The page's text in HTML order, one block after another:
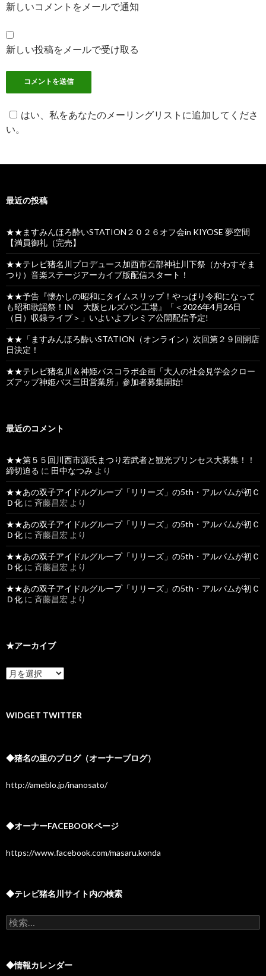
新しいコメントをメールで通知
新しい投稿をメールで受け取る
はい、私をあなたのメーリングリストに追加してくださ
い。
最近の投稿
★★ますみんほろ酔いSTATION２０２６オフ会in KIYOSE 夢空間
【満員御礼（完売】
★★テレビ猪名川プロデュース加西市石部神社川下祭（かわすそま
つり）音楽ステージアーカイブ版配信スタート！
★★予告『懐かしの昭和にタイムスリップ！やっぱり令和になって
も昭和歌謡祭！IN 大阪ヒルズパン工場』「＜2026年4月26日
（日）収録ライブ＞」いよいよプレミア公開配信予定!
★★「ますみんほろ酔いSTATION（オンライン）次回第２９回開店
日決定！
★★テレビ猪名川＆神姫バスコラボ企画「大人の社会見学会クロー
ズアップ神姫バス三田営業所」参加者募集開始!
最近のコメント
★★第５５回川西市源氏まつり若武者と観光プリンセス大募集！！
締切迫る に 田中なつみ より
★★あの双子アイドルグループ「リリーズ」の5th・アルバムが初Ｃ
Ｄ化 に 斉藤昌宏 より
★★あの双子アイドルグループ「リリーズ」の5th・アルバムが初Ｃ
Ｄ化 に 斉藤昌宏 より
★★あの双子アイドルグループ「リリーズ」の5th・アルバムが初Ｃ
Ｄ化 に 斉藤昌宏 より
★★あの双子アイドルグループ「リリーズ」の5th・アルバムが初Ｃ
Ｄ化 に 斉藤昌宏 より
★アーカイブ
★
ア
イ
WIDGET TWITTER
◆猪名の里のブログ（オーナーブログ）
http://ameblo.jp/inanosato/
◆オーナーFACEBOOKページ
https://www.facebook.com/masaru.konda
◆テレビ猪名川サイト内の検索
検
索:
◆情報カレンダー